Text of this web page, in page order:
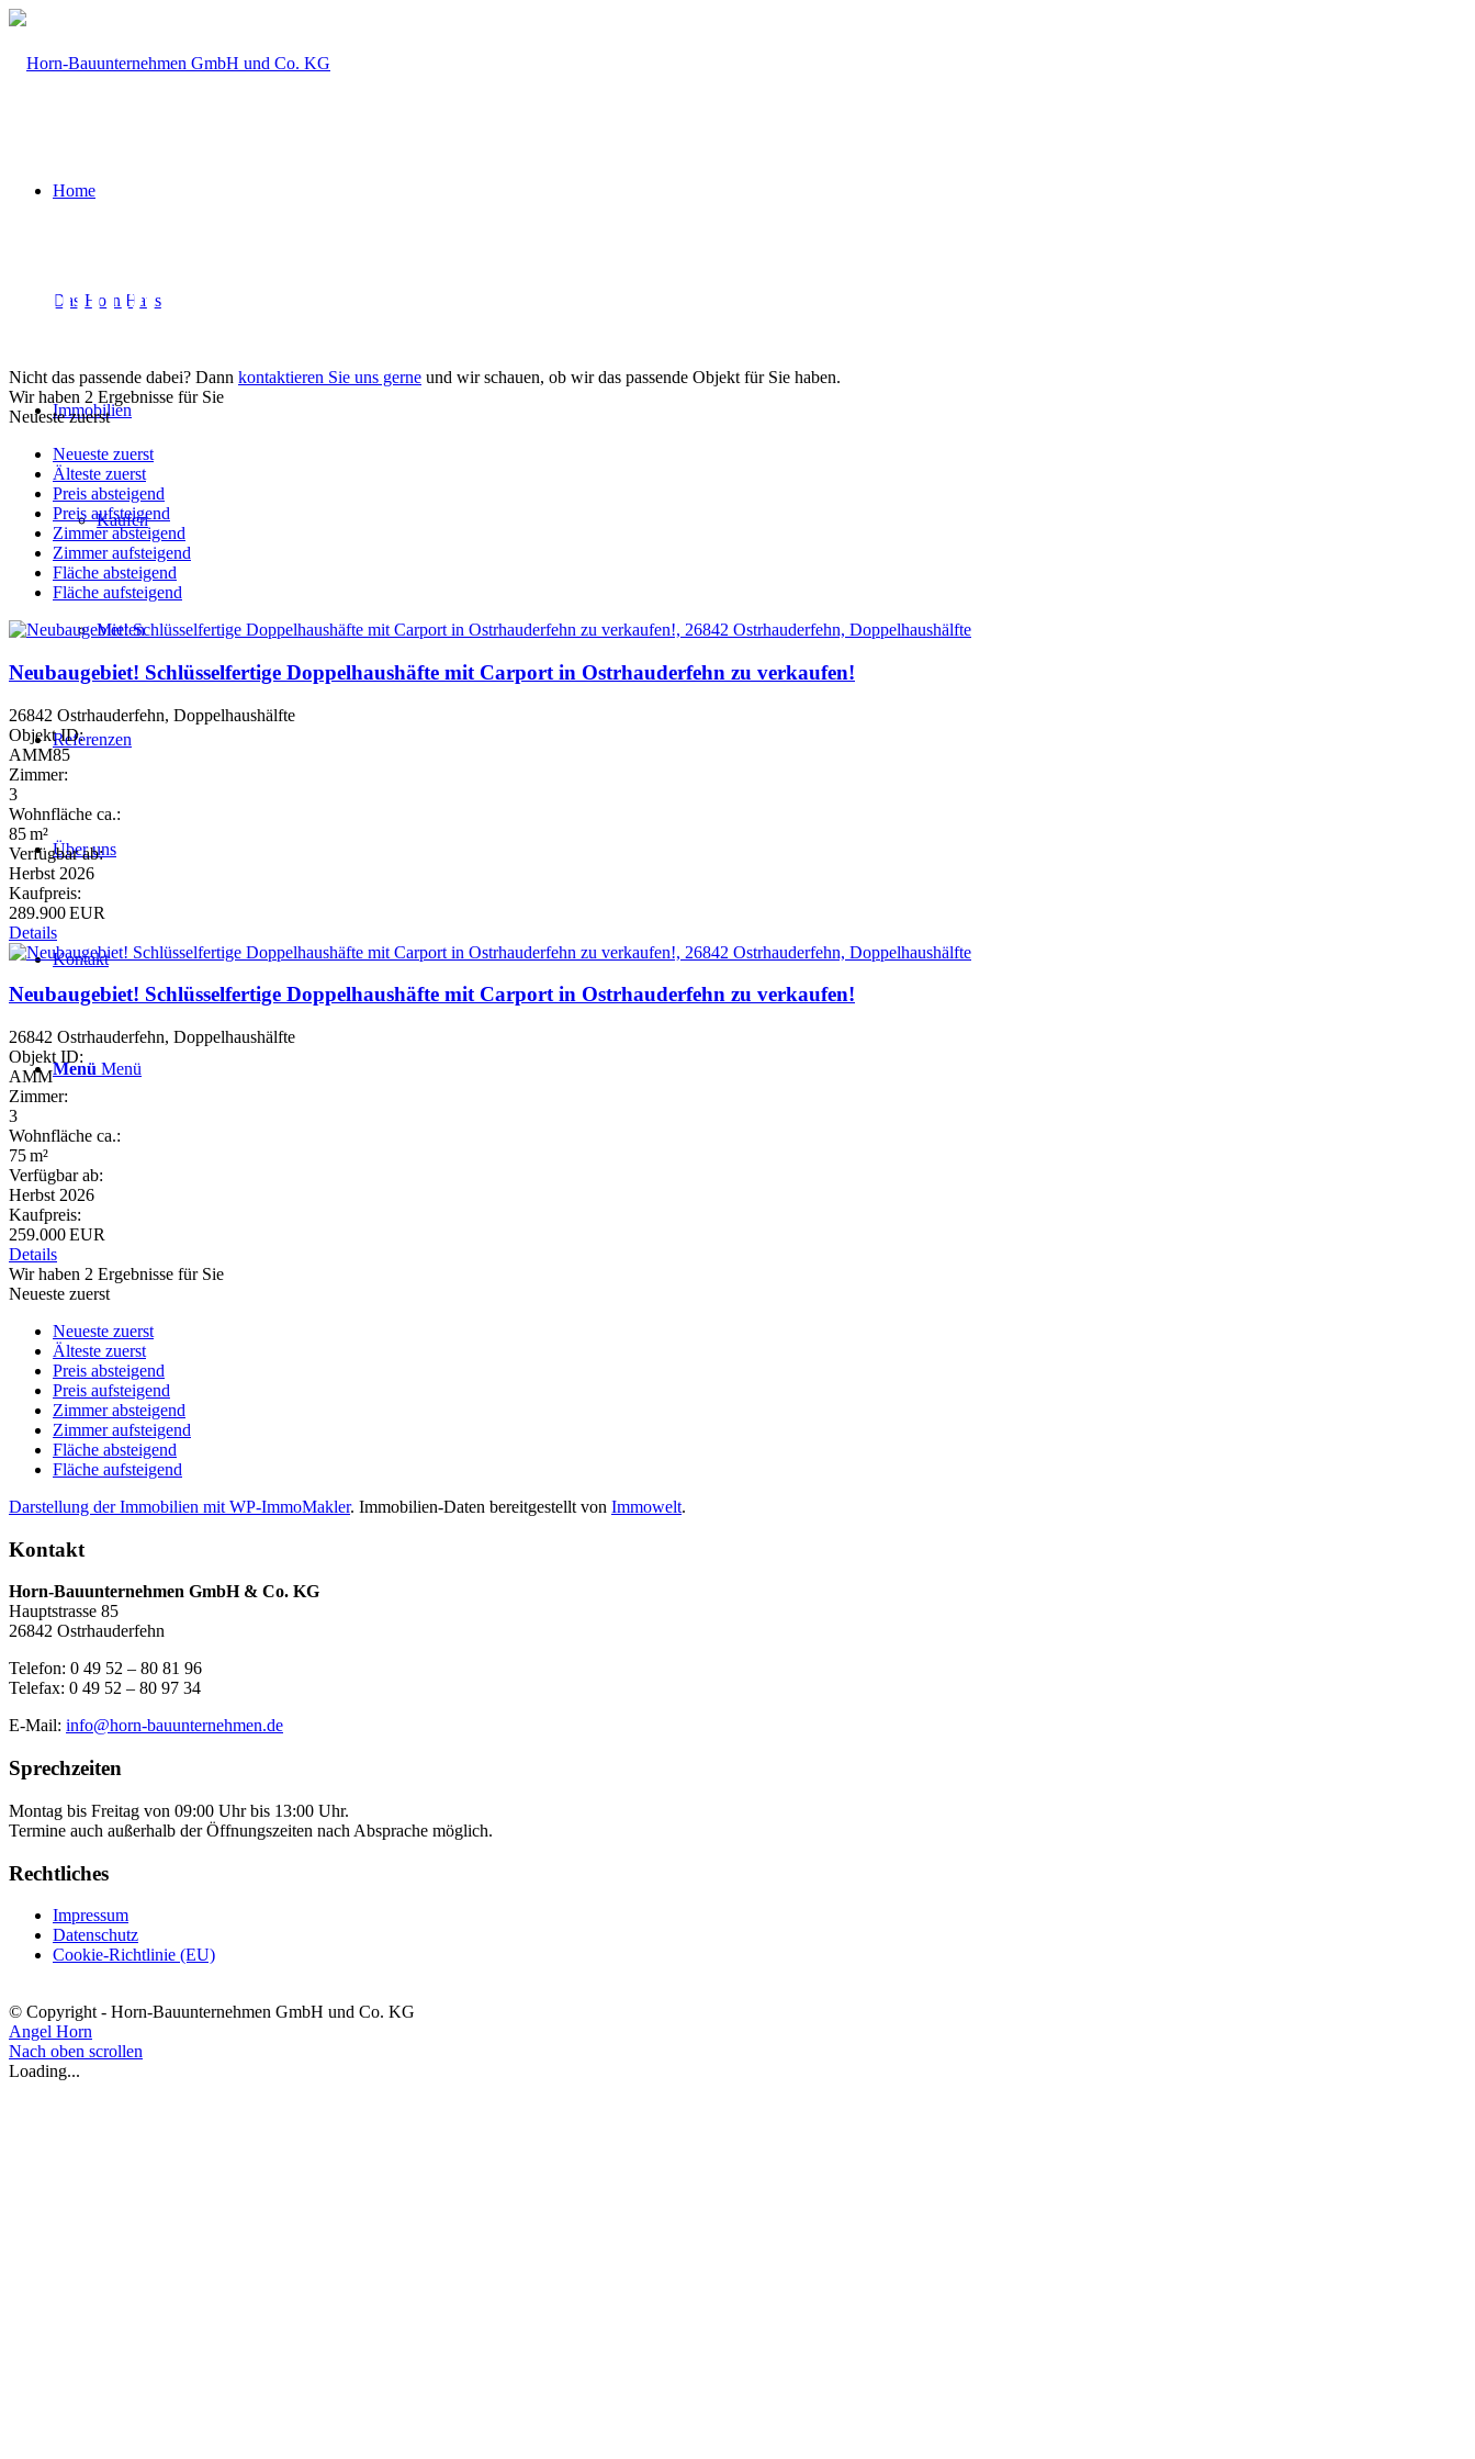
Home
Das Horn Haus
Immobilien
Kaufen
Mieten
Referenzen
Über uns
Kontakt
Menü Menü
Immobilien­angebot | Alle Immobilien
Nicht das passende dabei? Dann kontaktieren Sie uns gerne und wir schauen, ob wir das passende Objekt für Sie haben.
Wir haben 2 Ergebnisse für Sie
Neueste zuerst
Neueste zuerst
Älteste zuerst
Preis absteigend
Preis aufsteigend
Zimmer absteigend
Zimmer aufsteigend
Fläche absteigend
Fläche aufsteigend
Neubaugebiet! Schlüsselfertige Doppelhaushäfte mit Carport in Ostrhauderfehn zu verkaufen!
26842 Ostrhauderfehn, Doppelhaushälfte
Objekt ID:
AMM85
Zimmer:
3
Wohnfläche ca.:
85 m²
Verfügbar ab:
Herbst 2026
Kaufpreis:
289.900 EUR
Details
Neubaugebiet! Schlüsselfertige Doppelhaushäfte mit Carport in Ostrhauderfehn zu verkaufen!
26842 Ostrhauderfehn, Doppelhaushälfte
Objekt ID:
AMM
Zimmer:
3
Wohnfläche ca.:
75 m²
Verfügbar ab:
Herbst 2026
Kaufpreis:
259.000 EUR
Details
Wir haben 2 Ergebnisse für Sie
Neueste zuerst
Neueste zuerst
Älteste zuerst
Preis absteigend
Preis aufsteigend
Zimmer absteigend
Zimmer aufsteigend
Fläche absteigend
Fläche aufsteigend
Darstellung der Immobilien mit WP-ImmoMakler. Immobilien-Daten bereitgestellt von Immowelt.
Kontakt
Horn-Bauunternehmen GmbH & Co. KG
Hauptstrasse 85
26842 Ostrhauderfehn
Telefon: 0 49 52 – 80 81 96
Telefax: 0 49 52 – 80 97 34
E-Mail: info@horn-bauunternehmen.de
Sprechzeiten
Montag bis Freitag von 09:00 Uhr bis 13:00 Uhr.
Termine auch außerhalb der Öffnungszeiten nach Absprache möglich.
Rechtliches
Impressum
Datenschutz
Cookie-Richtlinie (EU)
© Copyright - Horn-Bauunternehmen GmbH und Co. KG
Angel Horn
Nach oben scrollen
Loading...